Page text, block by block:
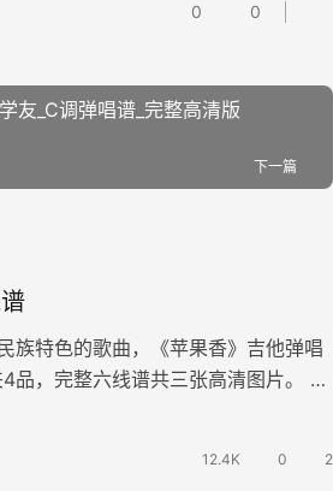
0 0
友_C调弹唱谱_完整高清版
下一篇
族特色的歌曲，《苹果香》吉他弹唱
品，完整六线谱共三张高清图片。 曲
12.4K 0 2